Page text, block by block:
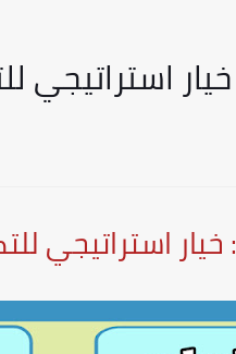
استراتيجي
استراتيجي